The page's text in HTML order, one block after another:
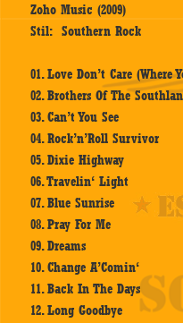
Zoho Music (2009)
Stil: Southern Rock
01. Love Don’t Care (Where
02. Brothers Of The
03. Can’t You See
04. Rock’n’Roll Survivor
05. Dixie Highway
06. Travelin‘ Light
07. Blue Sunrise
08. Pray For Me
09. Dreams
10. Change A’Comin‘
11. Back In The Days
12. Long Goodbye